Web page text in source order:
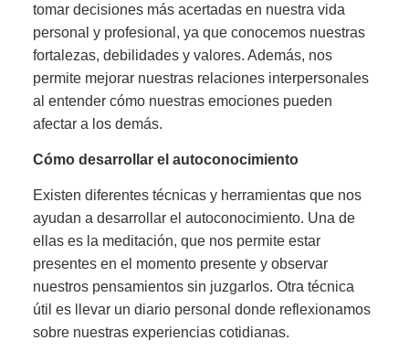
tomar decisiones más acertadas en nuestra vida
personal y profesional, ya que conocemos nuestras
fortalezas, debilidades y valores. Además, nos
permite mejorar nuestras relaciones interpersonales
al entender cómo nuestras emociones pueden
afectar a los demás.
Cómo desarrollar el autoconocimiento
Existen diferentes técnicas y herramientas que nos
ayudan a desarrollar el autoconocimiento. Una de
ellas es la meditación, que nos permite estar
presentes en el momento presente y observar
nuestros pensamientos sin juzgarlos. Otra técnica
útil es llevar un diario personal donde reflexionamos
sobre nuestras experiencias cotidianas.